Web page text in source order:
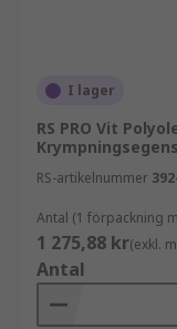
I lager
RS PRO Vit
RS-artikelnummer
Antal (1 förpackning
1 275,88 kr(exkl.
Antal